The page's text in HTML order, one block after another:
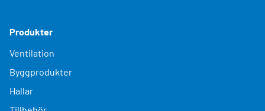
Produkter
Ventilation
Byggprodukter
Hallar